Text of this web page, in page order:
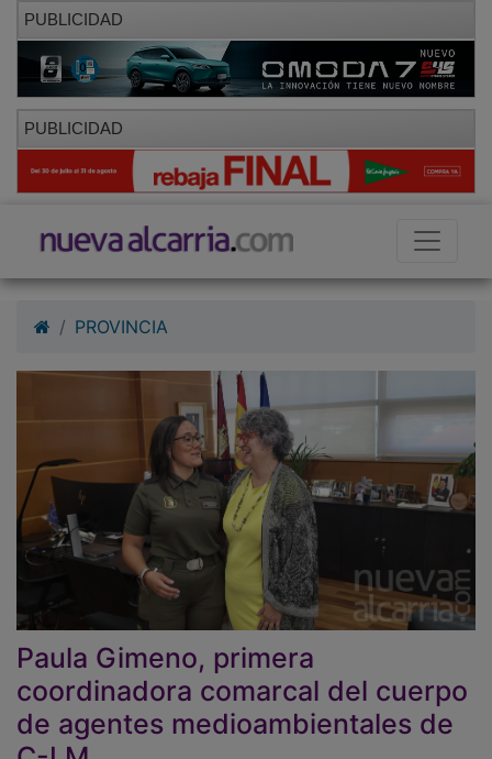
PUBLICIDAD
PUBLICIDAD
Paula Gimeno, primera
coordinadora comarcal del cuerpo
de agentes medioambientales de
C-LM